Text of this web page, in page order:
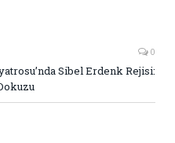
0
Sibel Erdenk Rejisi: